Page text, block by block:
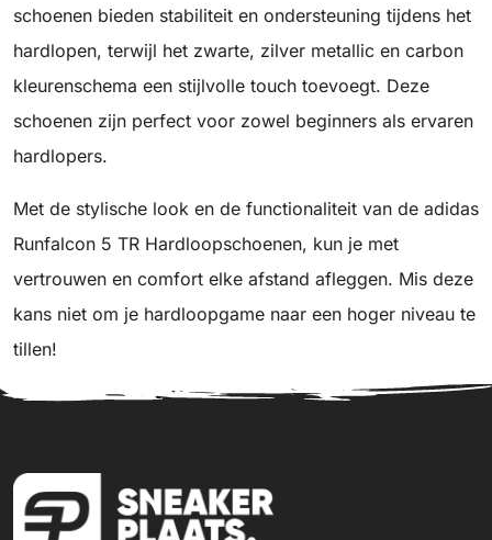
schoenen bieden stabiliteit en ondersteuning tijdens het
hardlopen, terwijl het zwarte, zilver metallic en carbon
kleurenschema een stijlvolle touch toevoegt. Deze
schoenen zijn perfect voor zowel beginners als ervaren
hardlopers.
Met de stylische look en de functionaliteit van de adidas
Runfalcon 5 TR Hardloopschoenen, kun je met
vertrouwen en comfort elke afstand afleggen. Mis deze
kans niet om je hardloopgame naar een hoger niveau te
tillen!